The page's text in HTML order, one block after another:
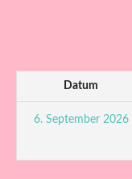
Datum
6. September 2026